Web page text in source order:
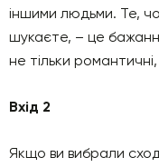
іншими людьми. Те,
шукаєте, – це
не тільки
Вхід 2
Якщо ви вибрали